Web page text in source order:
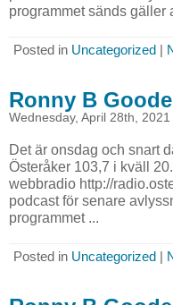
programmet sänds gäller
Posted in Uncategorized |
Ronny B
Wednesday, April 28th, 2021
Det är onsdag och snart
Österåker 103,7 i kväll
webbradio http://
podcast för senare
programmet ...
Posted in Uncategorized |